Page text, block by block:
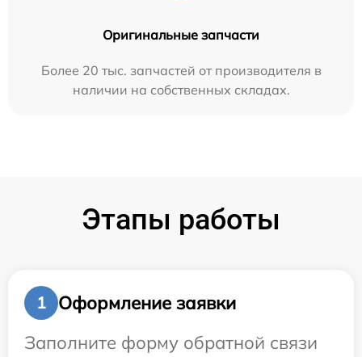
Оригинальные запчасти
Более 20 тыс. запчастей от производителя в
наличии на собственных складах.
Этапы работы
1
Оформление заявки
Заполните форму обратной связи